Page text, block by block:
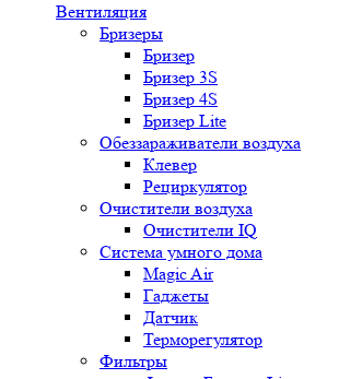
Вентиляция
Бризеры
Бризер
Бризер 3S
Бризер 4S
Бризер Lite
Обеззараживатели воздуха
Клевер
Рециркулятор
Очистители воздуха
Очистители IQ
Система умного дома
Magic Air
Гаджеты
Датчик
Терморегулятор
Фильтры